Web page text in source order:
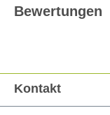
Bewertungen
Kontakt